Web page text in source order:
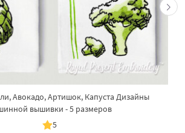
Авокадо, Артишок, Капуста Дизайны
вышивки - 5 размеров
5